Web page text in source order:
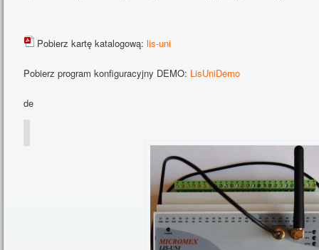
Pobierz kartę katalogową: lis-uni
Pobierz program konfiguracyjny DEMO: LisUniDemo
de